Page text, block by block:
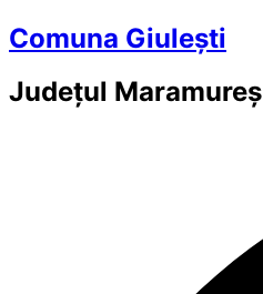
Comuna Giulești
Județul Maramureș